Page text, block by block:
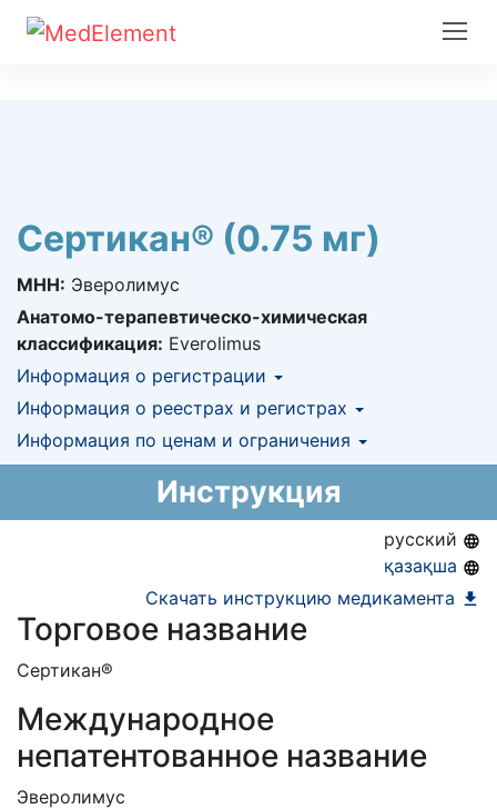
Сертикан® (0.75 мг)
МНН: Эверолимус
Анатомо-терапевтическо-химическая
классификация: Everolimus
Информация о регистрации
Номер регистрации в РК:№ РК-ЛС-5№121921
Информация о регистрации в РК:15.09.2020 -
бессрочно
Информация о реестрах и регистрах
КНФ (ЛС включено в Казахстанский
национальный формуляр лекарственных
Информация по ценам и ограничения
Инструкция
русский
қазақша
Скачать инструкцию медикамента
Торговое название
Сертикан®
Международное
непатентованное название
Эверолимус